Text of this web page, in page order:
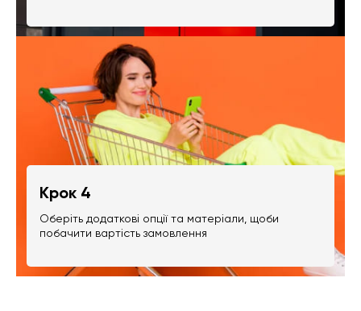
Крок 4
Оберіть додаткові опції та матеріали, щоби
побачити вартість замовлення